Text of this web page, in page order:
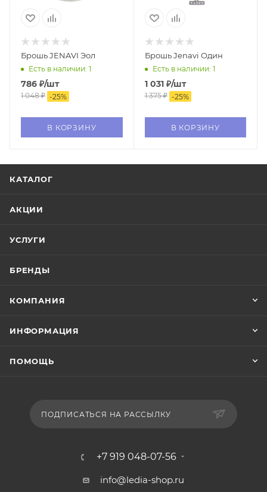
Брошь JENAVI Эол
Есть в наличии: 1
786 ₽/шт
1 048₽ -25%
В КОРЗИНУ
Брошь Jenavi Один
Есть в наличии: 1
1 031₽/шт
1 375₽ -25%
В КОРЗИНУ
КАТАЛОГ
АКЦИИ
УСЛУГИ
БРЕНДЫ
КОМПАНИЯ
ИНФОРМАЦИЯ
ПОМОЩЬ
ПОДПИСАТЬСЯ НА РАССЫЛКУ
+7 919 048-07-56
info@ledia-shop.ru